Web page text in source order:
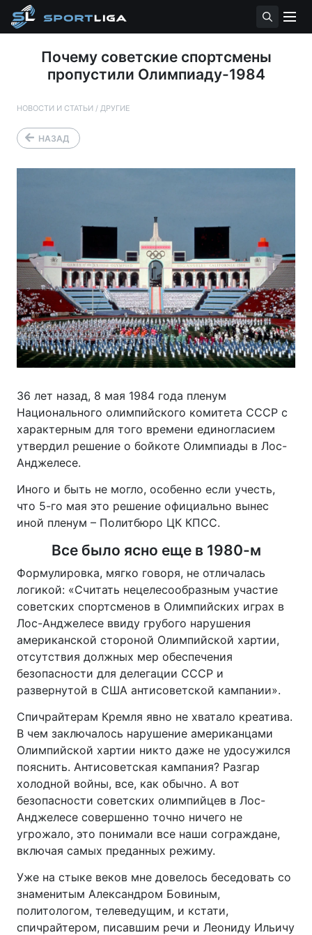
Почему советские спортсмены
пропустили Олимпиаду-1984
НОВОСТИ И СТАТЬИ / ДРУГИЕ
НАЗАД
36 лет назад, 8 мая 1984 года пленум
Национального олимпийского комитета СССР с
характерным для того времени единогласием
утвердил решение о бойкоте Олимпиады в Лос-
Анджелесе.
Иного и быть не могло, особенно если учесть,
что 5-го мая это решение официально вынес
иной пленум – Политбюро ЦК КПСС.
Все было ясно еще в 1980-м
Формулировка, мягко говоря, не отличалась
логикой: «Считать нецелесообразным участие
советских спортсменов в Олимпийских играх в
Лос-Анджелесе ввиду грубого нарушения
американской стороной Олимпийской хартии,
отсутствия должных мер обеспечения
безопасности для делегации СССР и
развернутой в США антисоветской кампании».
Спичрайтерам Кремля явно не хватало креатива.
В чем заключалось нарушение американцами
Олимпийской хартии никто даже не удосужился
пояснить. Антисоветская кампания? Разгар
холодной войны, все, как обычно. А вот
безопасности советских олимпийцев в Лос-
Анджелесе совершенно точно ничего не
угрожало, это понимали все наши сограждане,
включая самых преданных режиму.
Уже на стыке веков мне довелось беседовать со
знаменитым Александром Бовиным,
политологом, телеведущим, и кстати,
спичрайтером, писавшим речи и Леониду Ильичу